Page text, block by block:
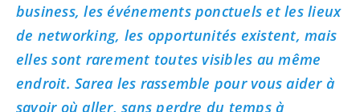
business, les événements ponctuels et les lieux
de networking, les opportunités existent, mais
elles sont rarement toutes visibles au même
endroit. Sarea les rassemble pour vous aider à
savoir où aller, sans perdre du temps à